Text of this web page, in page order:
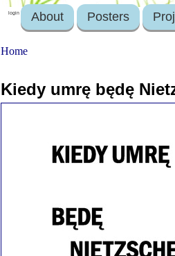
login About Posters
Home
Kiedy umrę będę